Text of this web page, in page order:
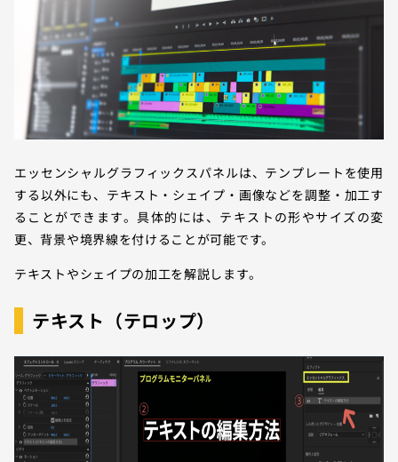
エッセンシャルグラフィックスパネルは、テンプレートを使用
する以外にも、テキスト・シェイプ・画像などを調整・加工す
ることができます。具体的には、テキストの形やサイズの変
更、背景や境界線を付けることが可能です。
テキストやシェイプの加工を解説します。
テキスト（テロップ）